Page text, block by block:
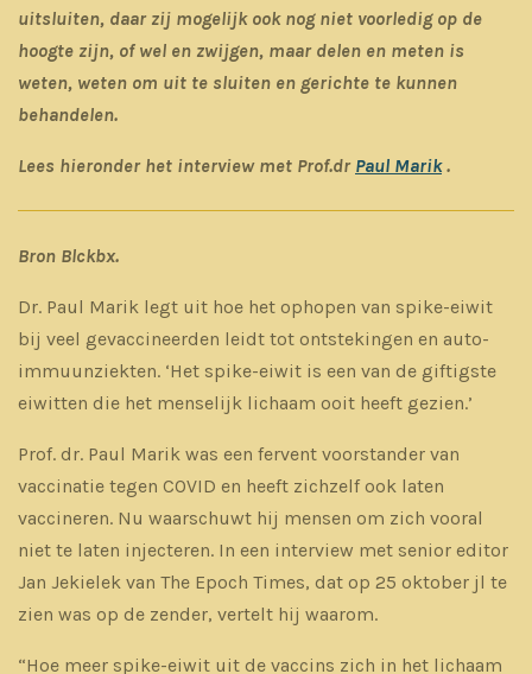
uitsluiten, daar zij mogelijk ook nog niet voorledig op de
hoogte zijn, of wel en zwijgen, maar delen en meten is
weten, weten om uit te sluiten en gerichte te kunnen
behandelen.
Lees hieronder het interview met Prof.dr Paul Marik.
Bron Blckbx.
Dr. Paul Marik legt uit hoe het ophopen van spike-eiwit
bij veel gevaccineerden leidt tot ontstekingen en auto-
immuunziekten. ‘Het spike-eiwit is een van de giftigste
eiwitten die het menselijk lichaam ooit heeft gezien.’
Prof. dr. Paul Marik was een fervent voorstander van
vaccinatie tegen COVID en heeft zichzelf ook laten
vaccineren. Nu waarschuwt hij mensen om zich vooral
niet te laten injecteren. In een interview met senior editor
Jan Jekielek van The Epoch Times, dat op 25 oktober jl te
zien was op de zender, vertelt hij waarom.
“Hoe meer spike-eiwit uit de vaccins zich in het lichaam